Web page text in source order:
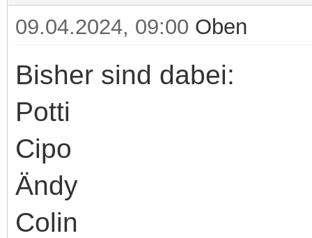
09.04.2024, 09:00 Oben
Bisher sind dabei:
Potti
Cipo
Ändy
Colin